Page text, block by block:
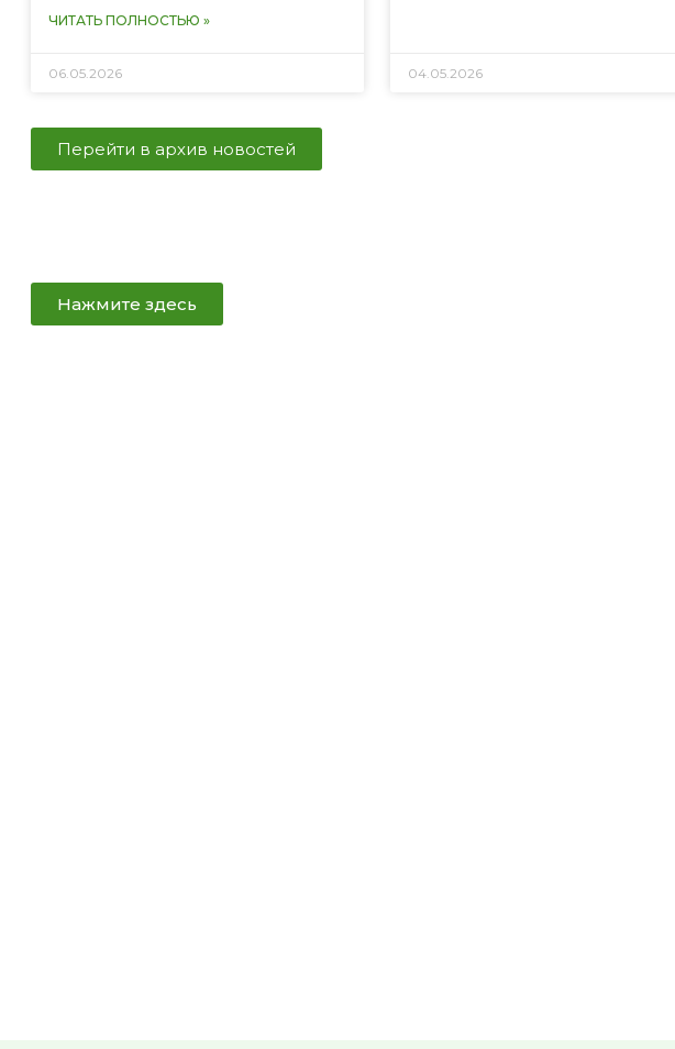
ЧИТАТЬ ПОЛНОСТЬЮ »
06.05.2026 04.05.2026
Перейти в архив новостей
Нажмите здесь